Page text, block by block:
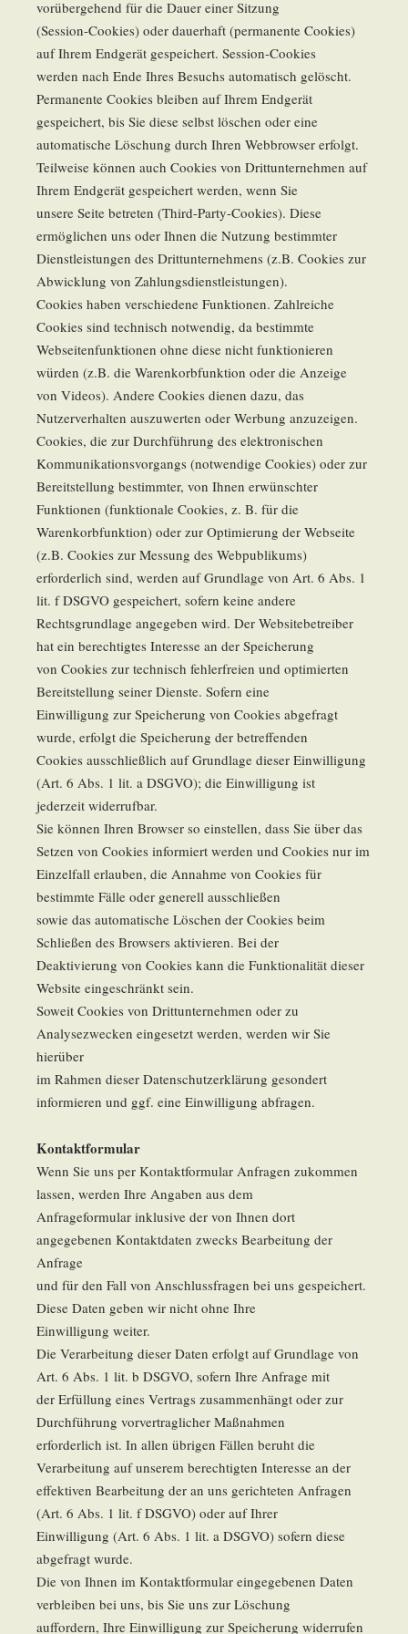
vorübergehend für die Dauer einer Sitzung
(Session-Cookies) oder dauerhaft (permanente Cookies)
auf Ihrem Endgerät gespeichert. Session-Cookies
werden nach Ende Ihres Besuchs automatisch gelöscht.
Permanente Cookies bleiben auf Ihrem Endgerät
gespeichert, bis Sie diese selbst löschen oder eine
automatische Löschung durch Ihren Webbrowser erfolgt.
Teilweise können auch Cookies von Drittunternehmen auf
Ihrem Endgerät gespeichert werden, wenn Sie
unsere Seite betreten (Third-Party-Cookies). Diese
ermöglichen uns oder Ihnen die Nutzung bestimmter
Dienstleistungen des Drittunternehmens (z.B. Cookies zur
Abwicklung von Zahlungsdienstleistungen).
Cookies haben verschiedene Funktionen. Zahlreiche
Cookies sind technisch notwendig, da bestimmte
Webseitenfunktionen ohne diese nicht funktionieren
würden (z.B. die Warenkorbfunktion oder die Anzeige
von Videos). Andere Cookies dienen dazu, das
Nutzerverhalten auszuwerten oder Werbung anzuzeigen.
Cookies, die zur Durchführung des elektronischen
Kommunikationsvorgangs (notwendige Cookies) oder zur
Bereitstellung bestimmter, von Ihnen erwünschter
Funktionen (funktionale Cookies, z. B. für die
Warenkorbfunktion) oder zur Optimierung der Webseite
(z.B. Cookies zur Messung des Webpublikums)
erforderlich sind, werden auf Grundlage von Art. 6 Abs. 1
lit. f DSGVO gespeichert, sofern keine andere
Rechtsgrundlage angegeben wird. Der Websitebetreiber
hat ein berechtigtes Interesse an der Speicherung
von Cookies zur technisch fehlerfreien und optimierten
Bereitstellung seiner Dienste. Sofern eine
Einwilligung zur Speicherung von Cookies abgefragt
wurde, erfolgt die Speicherung der betreffenden
Cookies ausschließlich auf Grundlage dieser Einwilligung
(Art. 6 Abs. 1 lit. a DSGVO); die Einwilligung ist
jederzeit widerrufbar.
Sie können Ihren Browser so einstellen, dass Sie über das
Setzen von Cookies informiert werden und Cookies nur im
Einzelfall erlauben, die Annahme von Cookies für
bestimmte Fälle oder generell ausschließen
sowie das automatische Löschen der Cookies beim
Schließen des Browsers aktivieren. Bei der
Deaktivierung von Cookies kann die Funktionalität dieser
Website eingeschränkt sein.
Soweit Cookies von Drittunternehmen oder zu
Analysezwecken eingesetzt werden, werden wir Sie
hierüber
im Rahmen dieser Datenschutzerklärung gesondert
informieren und ggf. eine Einwilligung abfragen.
Kontaktformular
Wenn Sie uns per Kontaktformular Anfragen zukommen
lassen, werden Ihre Angaben aus dem
Anfrageformular inklusive der von Ihnen dort
angegebenen Kontaktdaten zwecks Bearbeitung der
Anfrage
und für den Fall von Anschlussfragen bei uns gespeichert.
Diese Daten geben wir nicht ohne Ihre
Einwilligung weiter.
Die Verarbeitung dieser Daten erfolgt auf Grundlage von
Art. 6 Abs. 1 lit. b DSGVO, sofern Ihre Anfrage mit
der Erfüllung eines Vertrags zusammenhängt oder zur
Durchführung vorvertraglicher Maßnahmen
erforderlich ist. In allen übrigen Fällen beruht die
Verarbeitung auf unserem berechtigten Interesse an der
effektiven Bearbeitung der an uns gerichteten Anfragen
(Art. 6 Abs. 1 lit. f DSGVO) oder auf Ihrer
Einwilligung (Art. 6 Abs. 1 lit. a DSGVO) sofern diese
abgefragt wurde.
Die von Ihnen im Kontaktformular eingegebenen Daten
verbleiben bei uns, bis Sie uns zur Löschung
auffordern, Ihre Einwilligung zur Speicherung widerrufen